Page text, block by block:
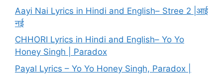
Aayi Nai Lyrics in Hindi and English– Stree 2 |आई
नई
CHHORI Lyrics in Hindi and English– Yo Yo
Honey Singh | Paradox
Payal Lyrics – Yo Yo Honey Singh, Paradox |